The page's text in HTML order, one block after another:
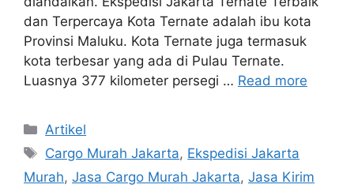
dan Terpercaya Kota Ternate adalah ibu kota
Provinsi Maluku. Kota Ternate juga termasuk
kota terbesar yang ada di Pulau Ternate.
Luasnya 377 kilometer persegi … Read more
Artikel
Cargo Murah Jakarta, Ekspedisi Jakarta
Murah, Jasa Cargo Murah Jakarta, Jasa Kirim